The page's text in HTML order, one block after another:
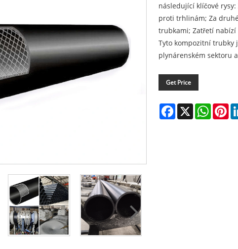
následující klíčové
proti trhlinám; Za
trubkami; Zatřetí nabízí
Tyto kompozitní trubky
plynárenském sektoru
Get Price
Facebook
X